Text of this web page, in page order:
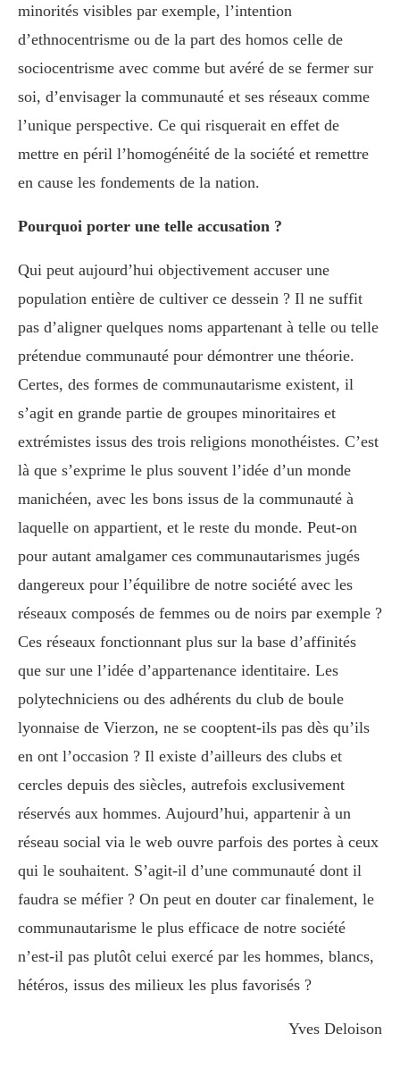
minorités visibles par exemple, l’intention
d’ethnocentrisme ou de la part des homos celle de
sociocentrisme avec comme but avéré de se fermer sur
soi, d’envisager la communauté et ses réseaux comme
l’unique perspective. Ce qui risquerait en effet de
mettre en péril l’homogénéité de la société et remettre
en cause les fondements de la nation.
Pourquoi porter une telle accusation ?
Qui peut aujourd’hui objectivement accuser une
population entière de cultiver ce dessein ? Il ne suffit
pas d’aligner quelques noms appartenant à telle ou telle
prétendue communauté pour démontrer une théorie.
Certes, des formes de communautarisme existent, il
s’agit en grande partie de groupes minoritaires et
extrémistes issus des trois religions monothéistes. C’est
là que s’exprime le plus souvent l’idée d’un monde
manichéen, avec les bons issus de la communauté à
laquelle on appartient, et le reste du monde. Peut-on
pour autant amalgamer ces communautarismes jugés
dangereux pour l’équilibre de notre société avec les
réseaux composés de femmes ou de noirs par exemple ?
Ces réseaux fonctionnant plus sur la base d’affinités
que sur une l’idée d’appartenance identitaire. Les
polytechniciens ou des adhérents du club de boule
lyonnaise de Vierzon, ne se cooptent-ils pas dès qu’ils
en ont l’occasion ? Il existe d’ailleurs des clubs et
cercles depuis des siècles, autrefois exclusivement
réservés aux hommes. Aujourd’hui, appartenir à un
réseau social via le web ouvre parfois des portes à ceux
qui le souhaitent. S’agit-il d’une communauté dont il
faudra se méfier ? On peut en douter car finalement, le
communautarisme le plus efficace de notre société
n’est-il pas plutôt celui exercé par les hommes, blancs,
hétéros, issus des milieux les plus favorisés ?
Yves Deloison